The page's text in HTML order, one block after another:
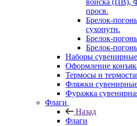
войска (ПВ),
просв.
Брелок-
сухопутн.
Брелок-
Брелок-
Наборы
Оформление
Термосы и
Фляжки
Фуражка
Флаги
Назад
Флаги